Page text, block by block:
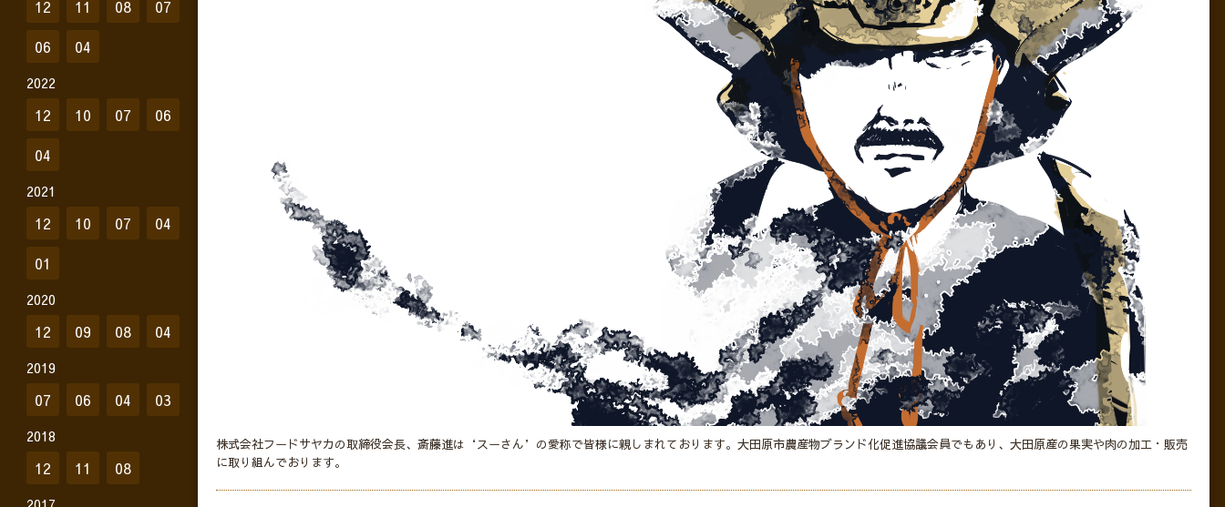
株式会社フードサヤカの取締役会長、斎藤進は‘スーさん’の愛称で皆様に親しまれております。大田原市農産物ブランド化促進協議会員でもあり、大田原産の果実や肉の加工・販売
に取り組んでおります。
12 11 08
07
06
04
2022
12 10 07
06
04
2021
12 10 07
04
01
2020
12 09 08 04
2019
07 06 04 03
2018
12 11 08